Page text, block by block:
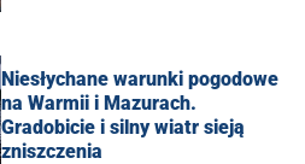
Niesłychane warunki pogodowe
na Warmii i Mazurach.
Gradobicie i silny wiatr sieją
zniszczenia